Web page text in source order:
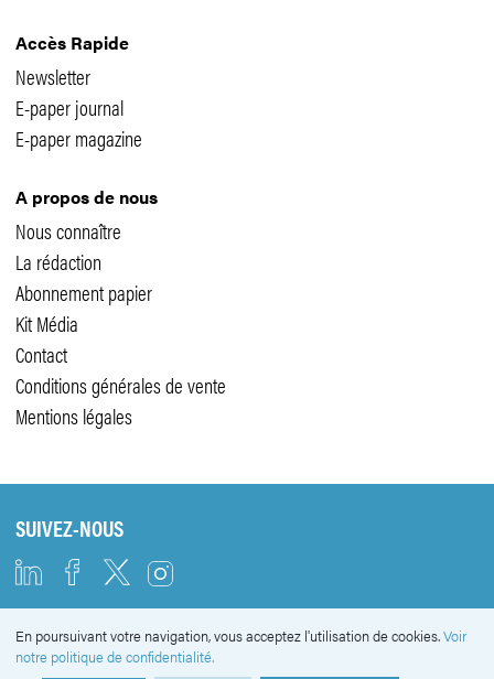
Accès Rapide
Newsletter
E-paper journal
E-paper magazine
A propos de nous
Nous connaître
La rédaction
Abonnement papier
Kit Média
Contact
Conditions générales de vente
Mentions légales
SUIVEZ-NOUS
NEWSLETTER
En poursuivant votre navigation, vous acceptez l'utilisation de cookies.Voir
notre politique de confidentialité.